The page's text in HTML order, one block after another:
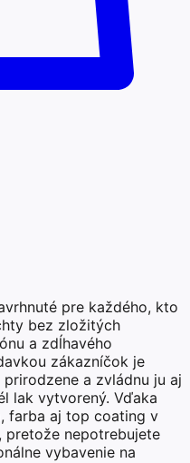
pre každého, kto
bez zložitých
a zdĺhavého
zákazníčok je
a zvládnu ju aj
lak vytvorený. Vďaka
farba aj top coating v
pretože nepotrebujete
vybavenie na